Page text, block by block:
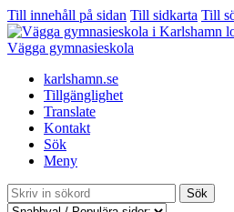
Till innehåll på sidan Till sidkarta Till
Vägga gymnasieskola
karlshamn.se
Tillgänglighet
Translate
Kontakt
Sök
Meny
Sök